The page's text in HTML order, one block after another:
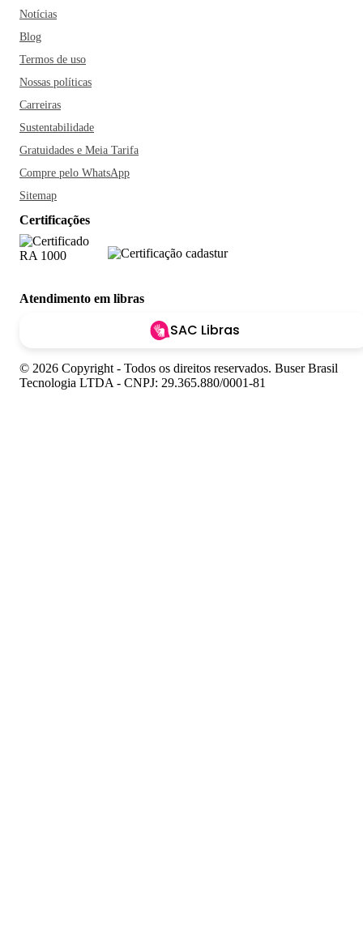
Notícias
Blog
Termos de uso
Nossas políticas
Carreiras
Sustentabilidade
Gratuidades e Meia Tarifa
Compre pelo WhatsApp
Sitemap
Certificações
Atendimento em libras
SAC Libras
© 2026 Copyright - Todos os direitos reservados. Buser Brasil
Tecnologia LTDA - CNPJ: 29.365.880/0001-81